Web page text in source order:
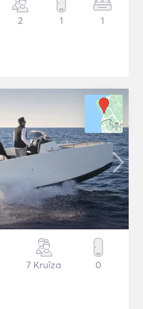
2 1 1
7 Kruīza 0